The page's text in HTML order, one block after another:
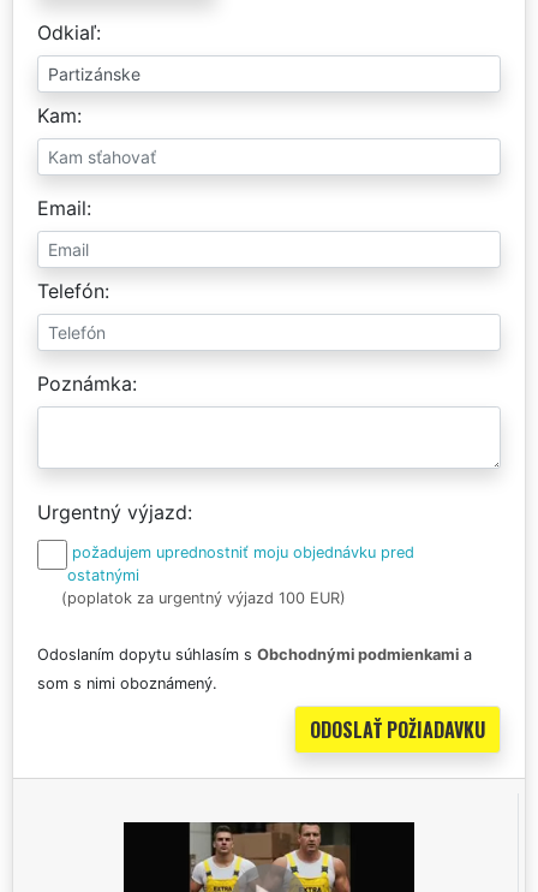
Odkiaľ
Kam
Email
Telefón
Poznámka
Urgentný výjazd
požadujem uprednostniť moju objednávku pred
ostatnými
(poplatok za urgentný výjazd 100 EUR)
Odoslaním dopytu súhlasím s Obchodnými podmienkami a
som s nimi oboznámený.